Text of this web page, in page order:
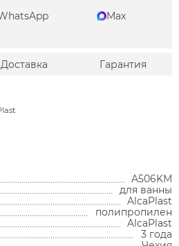
Max
Доставка Гарантия
A506KM
для ванны
AlcaPlast
полипропилен
AlcaPlast
3 года